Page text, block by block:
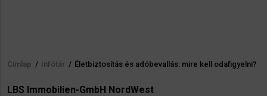
Morzsa
Címlap / Infótár / Életbiztosítás és adóbevallás: mire kell odafigyelni?
LBS Immobilien-GmbH NordWest